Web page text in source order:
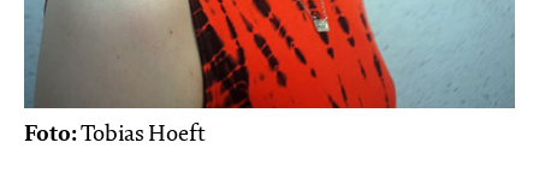
Foto:Tobias Hoeft